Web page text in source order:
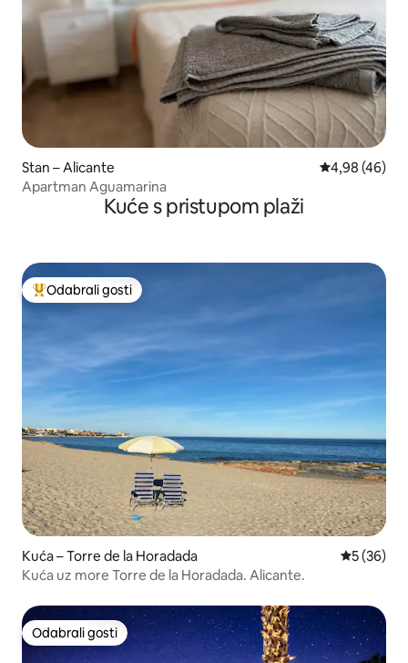
Stan – Alicante Prosječna
4,98 (46)
Apartman Aguamarina
Kuće s pristupom plaži
Među najviše rangiranima s oznakom „Odabrali gosti”
Odabrali gosti
Kuća – Torre de la Horadada Prosječna
5 (36)
Kuća uz more Torre de la Horadada. Alicante.
Odabrali gosti
Odabrali gosti